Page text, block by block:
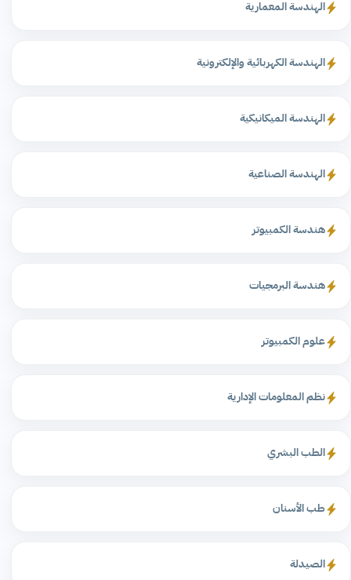
الهندسة المعمارية
الهندسة الكهربائية والإلكترونية
الهندسة الميكانيكية
الهندسة الصناعية
هندسة الكمبيوتر
هندسة البرمجيات
علوم الكمبيوتر
نظم المعلومات الإدارية
الطب البشري
طب الأسنان
الصيدلة